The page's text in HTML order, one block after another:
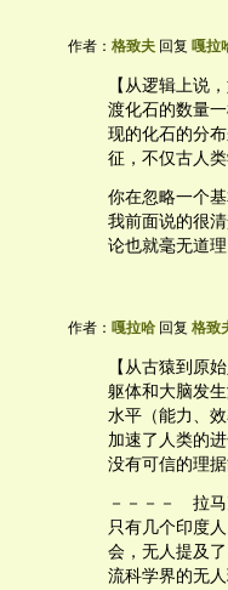
作者： 格致夫 回复 嘎拉
【从逻辑上说
渡化石的数量
现的化石的分
征，不仅古人
你在忽略一个
我前面说的很
论也就毫无道理
作者： 嘎拉哈 回复 格致
【从古猿到原
躯体和大脑发
水平（能力、
加速了人类的
没有可信的理
－－－－ 拉马
只有几个印度
会，无人提及
流科学界的无